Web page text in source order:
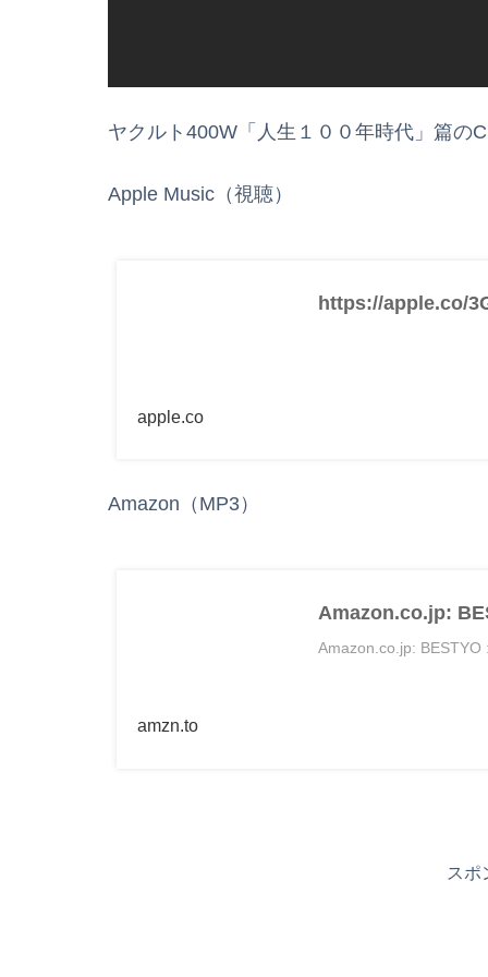
ヤクルト400W「人生１００年時代」篇の
Apple Music（視聴）
https://apple.co/
apple.co
Amazon（MP3）
Amazon.co.jp:
Amazon.co.jp:
amzn.to
スポ